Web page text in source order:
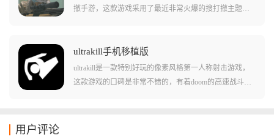
是需要玩家们进行手操的!
撤手游，这款游戏采用了最近非常火爆的搜打撤主题玩
模式！在这款游戏中支持用户们击败各种单机的敌人和n
pc角色，掠夺他们的物品并且带出战局！游戏中还有丰
富的武器种类和玩法，等着你来体验！
ultrakill手机移植版
ultrakill是一款特别好玩的像素风格第一人称射击游戏，
这款游戏的口碑是非常不错的，有着doom的高速战斗加
用户评论